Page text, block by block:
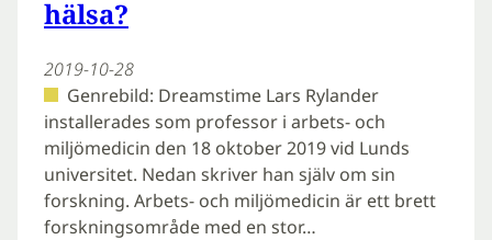
hälsa?
2019-10-28
Genrebild: Dreamstime Lars Rylander
installerades som professor i arbets- och
miljömedicin den 18 oktober 2019 vid Lunds
universitet. Nedan skriver han själv om sin
forskning. Arbets- och miljömedicin är ett brett
forskningsområde med en stor…